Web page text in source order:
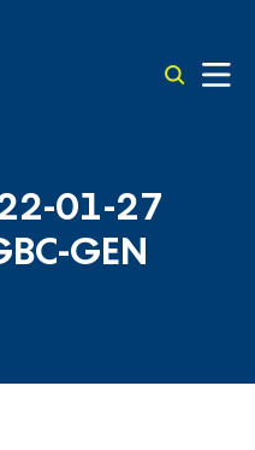
01-27
GEN